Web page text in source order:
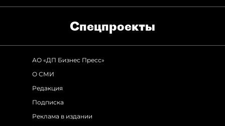
Спец­проекты
АО «ДП Бизнес Пресс»
О СМИ
Редакция
Подписка
Реклама в издании